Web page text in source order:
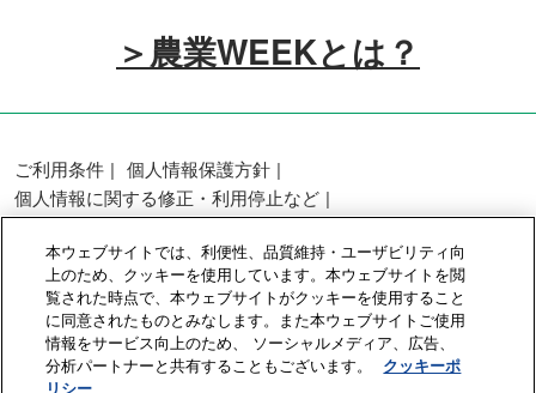
＞農業WEEKとは？
ご利用条件
個人情報保護方針
個人情報に関する修正・利用停止など
展示会・セミナー参加ポリシー
カスタマーハラスメントに対する基本方針
クッキーポリシー
クッキーの設定
Copyright © RX Japan GK
本ウェブサイトでは、利便性、品質維持・ユーザビリティ向
上のため、クッキーを使用しています。本ウェブサイトを閲
覧された時点で、本ウェブサイトがクッキーを使用すること
に同意されたものとみなします。また本ウェブサイトご使用
情報をサービス向上のため、 ソーシャルメディア、広告、
分析パートナーと共有することもございます。
クッキーポ
リシー